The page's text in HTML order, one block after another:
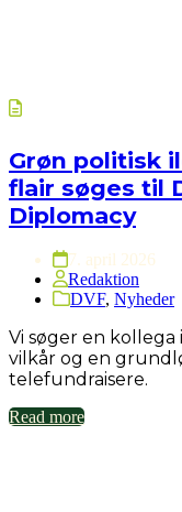
Grøn politisk
flair søges til
Diplomacy
7. april 2026
Redaktion
DVF, Nyheder
Vi søger en
vilkår og en
telefundraisere.
Read more